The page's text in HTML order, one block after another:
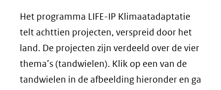
Het programma LIFE-IP Klimaatadaptatie
telt achttien projecten, verspreid door het
land. De projecten zijn verdeeld over de vier
thema’s (tandwielen). Klik op een van de
tandwielen in de afbeelding hieronder en ga